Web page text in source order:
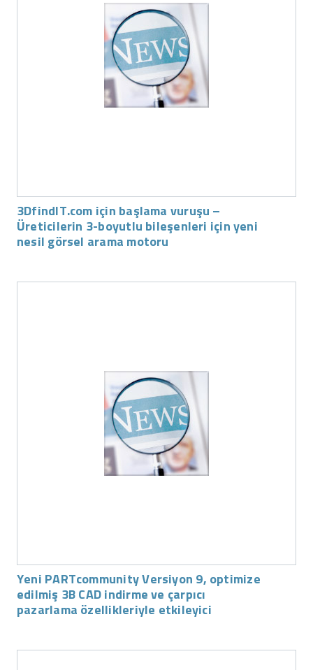
3DfindIT.com için başlama vuruşu –
Üreticilerin 3-boyutlu bileşenleri için yeni
nesil görsel arama motoru
Yeni PARTcommunity Versiyon 9, optimize
edilmiş 3B CAD indirme ve çarpıcı
pazarlama özellikleriyle etkileyici